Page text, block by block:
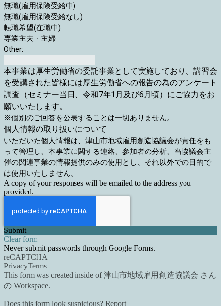
無職(雇用保険受給中)
無職(雇用保険受給なし)
転職希望(在職中)
専業主夫・主婦
Other:
本事業は厚生労働省の委託事業として実施しており、講習会
を受講された皆様には厚生労働省への報告の為のアンケート
調査（セミナー当日、令和7年1月及び6月頃）にご協力をお
願いいたします。
※個別のご回答を公表することは一切ありません。
個人情報の取り扱いについて
いただいた個人情報は、津山市地域雇用創造協議会が責任をも
って管理し、本事業に関する連絡、参加者の分析、当協議会主
催の関連事業の情報提供のみの使用とし、それ以外での目的で
は使用いたしません。
A copy of your responses will be emailed to the address you
provided.
Submit
Clear form
Never submit passwords through Google Forms.
reCAPTCHA
PrivacyTerms
This form was created inside of 津山市地域雇用創造協議会 さん
の Workspace.
Does this form look suspicious? Report